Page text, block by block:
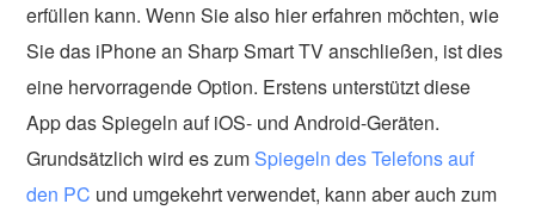
erfüllen kann. Wenn Sie also hier erfahren möchten, wie
Sie das iPhone an Sharp Smart TV anschließen, ist dies
eine hervorragende Option. Erstens unterstützt diese
App das Spiegeln auf iOS- und Android-Geräten.
Grundsätzlich wird es zumSpiegeln des Telefons auf
den PC und umgekehrt verwendet, kann aber auch zum